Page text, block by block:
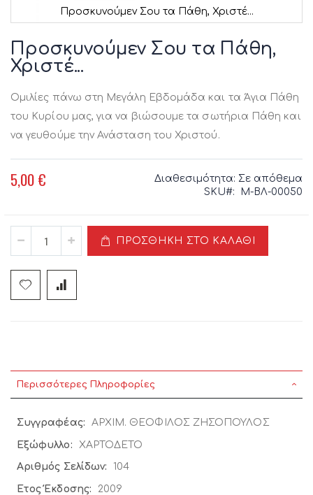
Προσκυνούμεν Σου τα Πάθη, Χριστέ...
στην
αρχή
της
εικόνων
Προσκυνούμεν Σου τα Πάθη,
Χριστέ...
Ομιλίες πάνω στη Μεγάλη Εβδομάδα και τα Άγια Πάθη
του Κυρίου μας, για να βιώσουμε τα σωτήρια Πάθη και
να γευθούμε την Ανάσταση του Χριστού.
5,00 € Διαθεσιμότητα: Σε απόθεμα
SKU
Μ-ΒΛ-00050
ΠΡΟΣΘΉΚΗ ΣΤΟ ΚΑΛΆΘΙ
Περισσότερες Πληροφορίες
Περισσότερες
Πληροφορίες
ΑΡΧΙΜ. ΘΕΟΦΙΛΟΣ ΖΗΣΟΠΟΥΛΟΣ
ΧΑΡΤΟΔΕΤΟ
104
2009